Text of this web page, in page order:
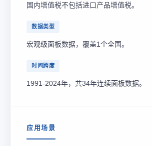
国内增值税不包括进口产品增值税。
数据类型
宏观级面板数据，覆盖1个全国。
时间跨度
1991-2024年，共34年连续面板数据。
应用场景